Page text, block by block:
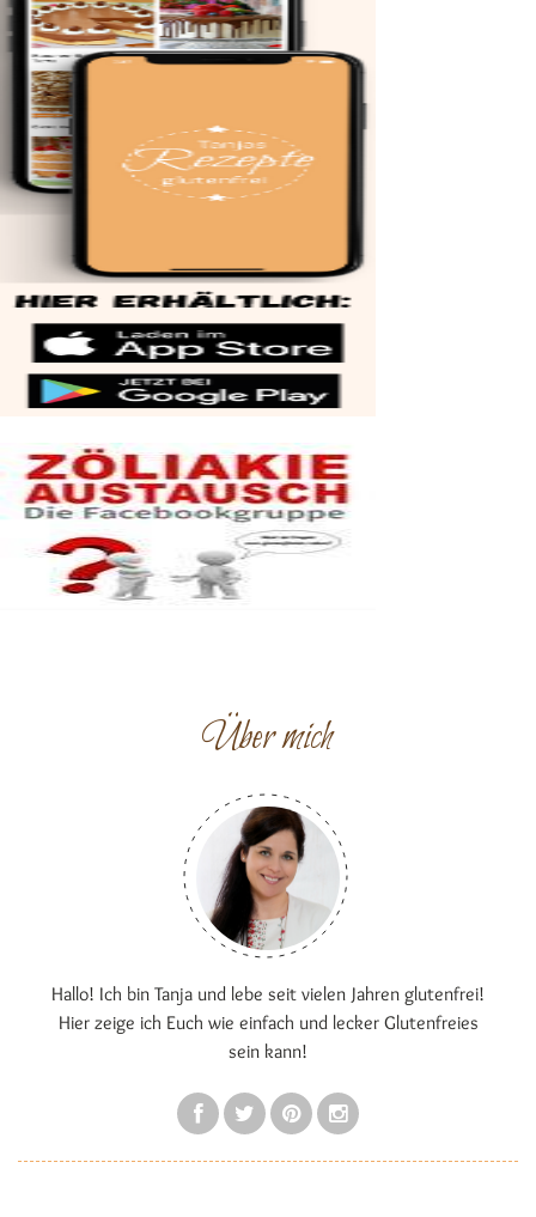
Über mich
Hallo! Ich bin Tanja und lebe seit vielen Jahren glutenfrei!
Hier zeige ich Euch wie einfach und lecker Glutenfreies
sein kann!